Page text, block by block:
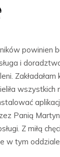
powinien
i
Zakładałam
wszystkich
Panią
Z miłą
w tym oddziale.